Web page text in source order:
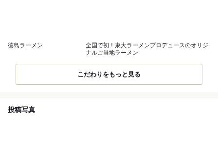
徳島ラーメン
全国で初！東大ラーメンプロデュースのオリジ
ナルご当地ラーメン
こだわりをもっと見る
投稿写真